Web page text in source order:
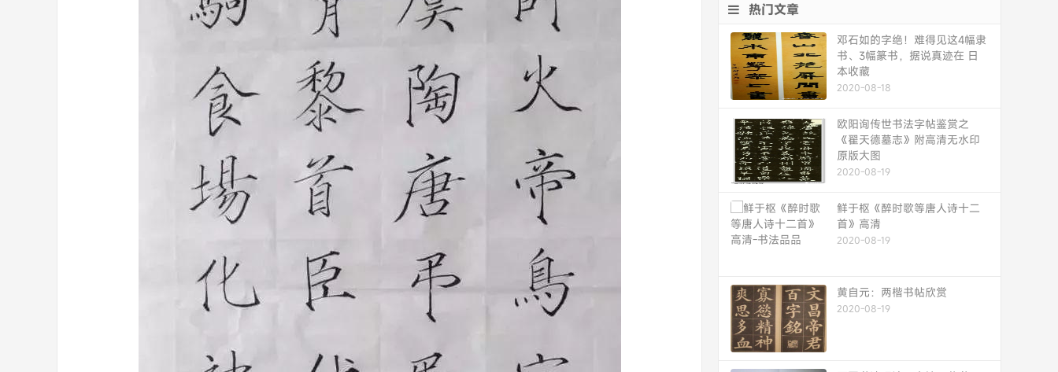
热门文章
邓石如的字绝！难得见这4幅隶
书、3幅篆书，据说真迹在 日
本收藏
2020-08-18
欧阳询传世书法字帖鉴赏之
《翟天德墓志》附高清无水印
原版大图
2020-08-19
鲜于枢《醉时歌等唐人诗十二
首》高清
2020-08-19
黄自元：两楷书帖欣赏
2020-08-19